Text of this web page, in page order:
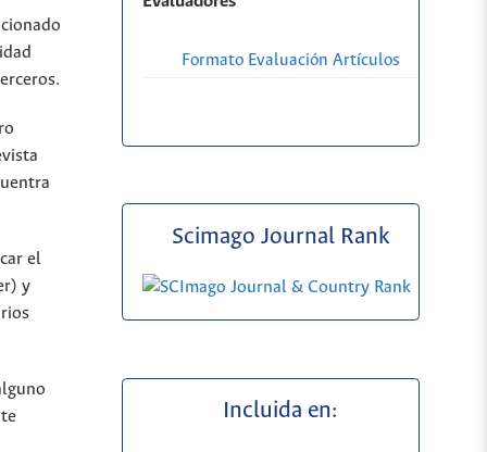
el
y
Formato Evaluación Artículos
Scimago Journal Rank
Incluida en: